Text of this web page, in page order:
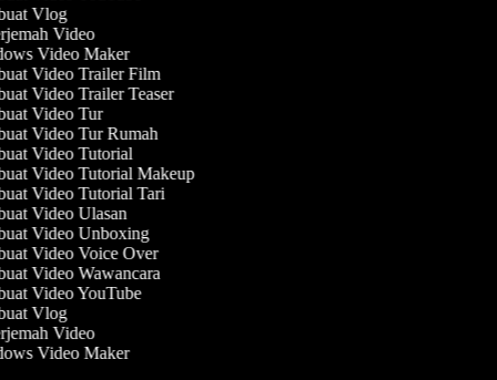
Vlog
Video
Video Maker
Video Trailer Film
Video Trailer Teaser
Video Tur
Video Tur Rumah
Video Tutorial
Video Tutorial Makeup
Video Tutorial Tari
Video Ulasan
Video Unboxing
Video Voice Over
Video Wawancara
Video YouTube
Vlog
Video
Video Maker